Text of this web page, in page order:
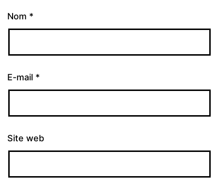
Nom *
E-mail *
Site web